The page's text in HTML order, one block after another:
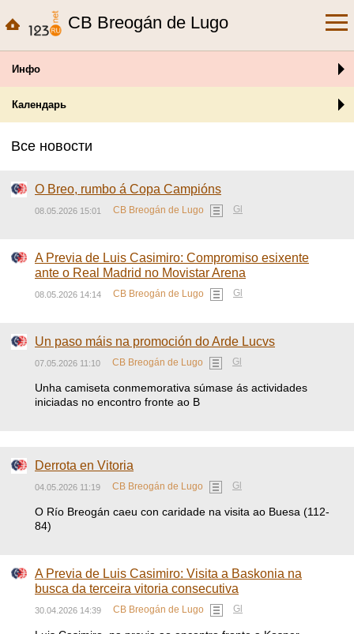
CB Breogán de Lugo
Инфо
Календарь
Все новости
O Breo, rumbo á Copa Campións
08.05.2026 15:01 CB Breogán de Lugo Gl
A Previa de Luis Casimiro: Compromiso esixente
ante o Real Madrid no Movistar Arena
08.05.2026 14:14 CB Breogán de Lugo Gl
Un paso máis na promoción do Arde Lucvs
07.05.2026 11:10 CB Breogán de Lugo Gl
Unha camiseta conmemorativa súmase ás actividades
iniciadas no encontro fronte ao B
Derrota en Vitoria
04.05.2026 11:19 CB Breogán de Lugo Gl
O Río Breogán caeu con caridade na visita ao Buesa (112-
84)
A Previa de Luis Casimiro: Visita a Baskonia na
busca da terceira vitoria consecutiva
30.04.2026 14:39 CB Breogán de Lugo Gl